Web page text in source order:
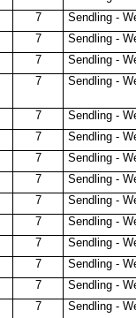
7
Sendling -
7
Sendling -
7
Sendling -
7 Sendling -
7
Sendling -
7
Sendling -
7
Sendling -
7
Sendling -
7
Sendling -
7
Sendling -
7
Sendling -
7
Sendling -
7
Sendling -
7
Sendling -